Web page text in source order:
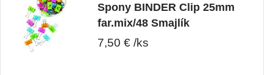
Spony BINDER Clip 25mm
far.mix/48 Smajlík
7,50 € /ks